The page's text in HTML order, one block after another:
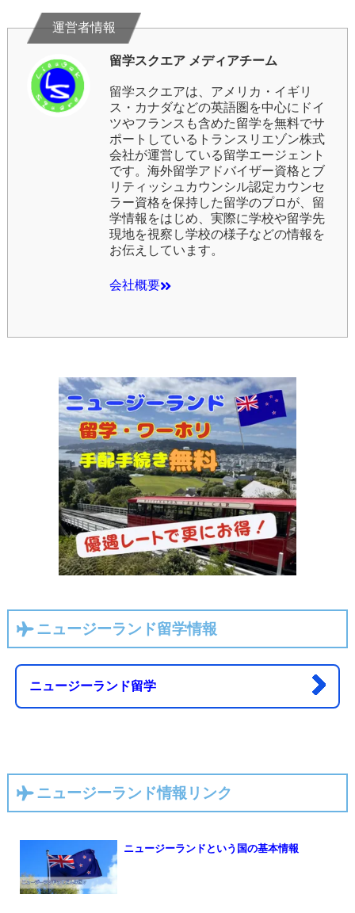
留学スクエア メディアチーム
留学スクエアは、アメリカ・イギリ
ス・カナダなどの英語圏を中心にドイ
ツやフランスも含めた留学を無料でサ
ポートしている トランスリエゾン株式
会社が運営している留学エージェント
です。海外留学アドバイザー資格とブ
リティッシュカウンシル認定カウンセ
ラー資格を保持した留学のプロが、留
学情報をはじめ、実際に学校や留学先
現地を視察し学校の様子などの情報を
お伝えしています。
会社概要
ニュージーランド留学情報
ニュージーランド留学
ニュージーランド情報リンク
ニュージーランドという国の基本情報